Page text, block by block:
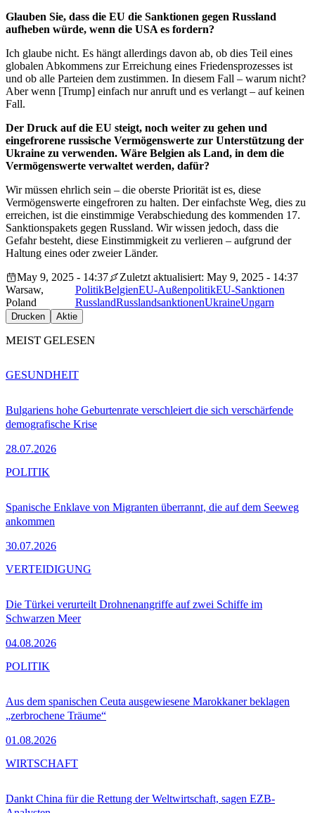
Glauben Sie, dass die EU die Sanktionen gegen Russland
aufheben würde, wenn die USA es fordern?
Ich glaube nicht. Es hängt allerdings davon ab, ob dies Teil eines
globalen Abkommens zur Erreichung eines Friedensprozesses ist
und ob alle Parteien dem zustimmen. In diesem Fall – warum nicht?
Aber wenn [Trump] einfach nur anruft und es verlangt – auf keinen
Fall.
Der Druck auf die EU steigt, noch weiter zu gehen und
eingefrorene russische Vermögenswerte zur Unterstützung der
Ukraine zu verwenden. Wäre Belgien als Land, in dem die
Vermögenswerte verwaltet werden, dafür?
Wir müssen ehrlich sein – die oberste Priorität ist es, diese
Vermögenswerte eingefroren zu halten. Der einfachste Weg, dies zu
erreichen, ist die einstimmige Verabschiedung des kommenden 17.
Sanktionspakets gegen Russland. Wir wissen jedoch, dass die
Gefahr besteht, diese Einstimmigkeit zu verlieren – aufgrund der
Haltung eines oder zweier Länder.
May 9, 2025 - 14:37
Zuletzt aktualisiert: May 9, 2025 - 14:37
Warsaw,
Poland
PolitikBelgienEU-AußenpolitikEU-Sanktionen
RusslandRusslandsanktionenUkraineUngarn
Drucken Aktie
MEIST GELESEN
Bulgariens hohe Geburtenrate verschleiert die sich verschärfende
demografische Krise
28.07.2026
GESUNDHEIT
Spanische Enklave von Migranten überrannt, die auf dem Seeweg
ankommen
30.07.2026
POLITIK
Die Türkei verurteilt Drohnenangriffe auf zwei Schiffe im
Schwarzen Meer
04.08.2026
VERTEIDIGUNG
Aus dem spanischen Ceuta ausgewiesene Marokkaner beklagen
„zerbrochene Träume“
01.08.2026
POLITIK
Dankt China für die Rettung der Weltwirtschaft, sagen EZB-
WIRTSCHAFT